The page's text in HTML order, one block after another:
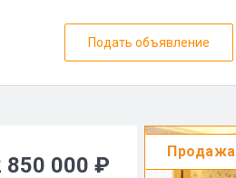
Подать объявление
850 000 ₽
Продажа